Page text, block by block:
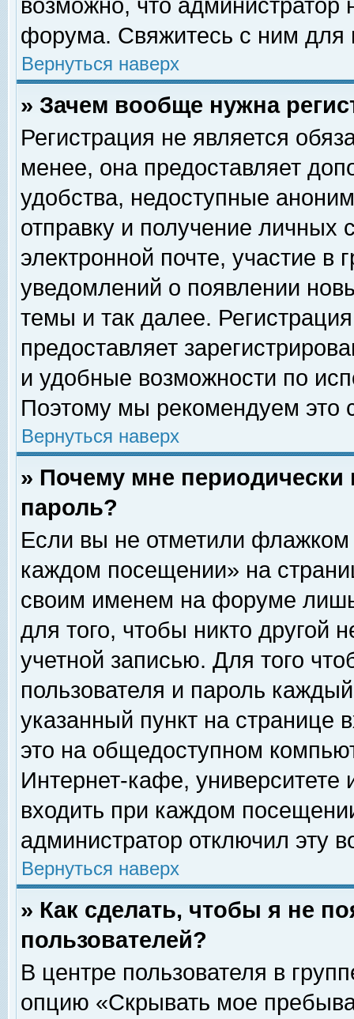
возможно, что
форума. Свяжитесь с ним для
Вернуться наверх
» Зачем вообще нужна
Регистрация не является
менее, она предоставляет
удобства, недоступные
отправку и получение личных
электронной почте, участие в
уведомлений о появлении
темы и так далее.
предоставляет
и удобные возможности по
Поэтому мы рекомендуем это
Вернуться наверх
» Почему мне
пароль?
Если вы не отметили флажком
каждом посещении» на
своим именем на форуме
для того, чтобы никто другой
учетной записью. Для того
пользователя и пароль
указанный пункт на
это на общедоступном
Интернет-кафе, университете
входить при каждом
администратор отключил эту
Вернуться наверх
» Как сделать, чтобы я не
пользователей?
В центре пользователя в
опцию «Скрывать мое